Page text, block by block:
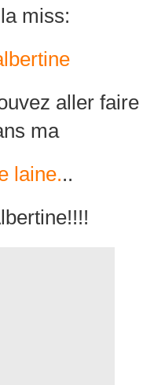
miss:
aller faire
ma
laine...